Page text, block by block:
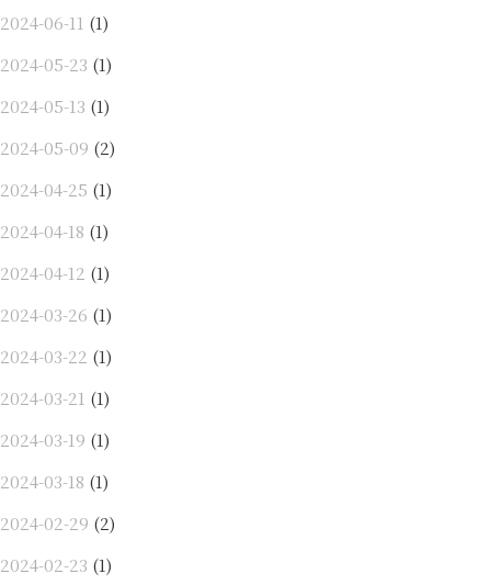
2024-06-11 (1)
2024-05-23 (1)
2024-05-13 (1)
2024-05-09 (2)
2024-04-25 (1)
2024-04-18 (1)
2024-04-12 (1)
2024-03-26 (1)
2024-03-22 (1)
2024-03-21 (1)
2024-03-19 (1)
2024-03-18 (1)
2024-02-29 (2)
2024-02-23 (1)